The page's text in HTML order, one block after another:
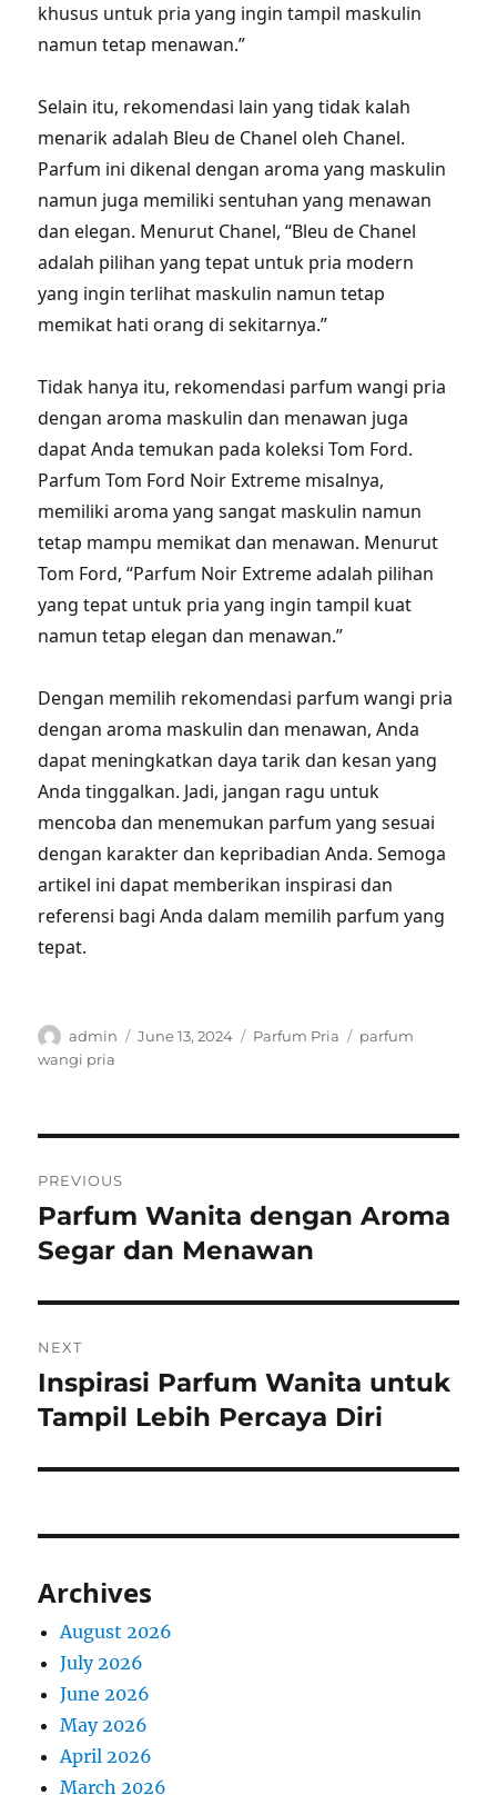
khusus untuk pria yang ingin tampil maskulin
namun tetap menawan.”
Selain itu, rekomendasi lain yang tidak kalah
menarik adalah Bleu de Chanel oleh Chanel.
Parfum ini dikenal dengan aroma yang maskulin
namun juga memiliki sentuhan yang menawan
dan elegan. Menurut Chanel, “Bleu de Chanel
adalah pilihan yang tepat untuk pria modern
yang ingin terlihat maskulin namun tetap
memikat hati orang di sekitarnya.”
Tidak hanya itu, rekomendasi parfum wangi pria
dengan aroma maskulin dan menawan juga
dapat Anda temukan pada koleksi Tom Ford.
Parfum Tom Ford Noir Extreme misalnya,
memiliki aroma yang sangat maskulin namun
tetap mampu memikat dan menawan. Menurut
Tom Ford, “Parfum Noir Extreme adalah pilihan
yang tepat untuk pria yang ingin tampil kuat
namun tetap elegan dan menawan.”
Dengan memilih rekomendasi parfum wangi pria
dengan aroma maskulin dan menawan, Anda
dapat meningkatkan daya tarik dan kesan yang
Anda tinggalkan. Jadi, jangan ragu untuk
mencoba dan menemukan parfum yang sesuai
dengan karakter dan kepribadian Anda. Semoga
artikel ini dapat memberikan inspirasi dan
referensi bagi Anda dalam memilih parfum yang
tepat.
Author
admin
Posted
June 13, 2024 Categories
Parfum Pria Tags
parfum
wangi pria
navigation
PREVIOUS
Previous
post:
Parfum Wanita dengan Aroma
Segar dan Menawan
NEXT
Next
post:
Inspirasi Parfum Wanita untuk
Tampil Lebih Percaya Diri
Archives
August 2026
July 2026
June 2026
May 2026
April 2026
March 2026